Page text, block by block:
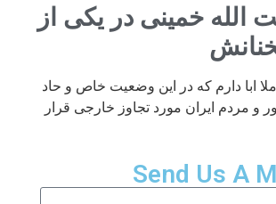
الله خمینی در یکی از
ابا دارم که در این وضعیت خاص و حاد
و مردم ایران مورد تجاوز خارجی قرار
Send Us A